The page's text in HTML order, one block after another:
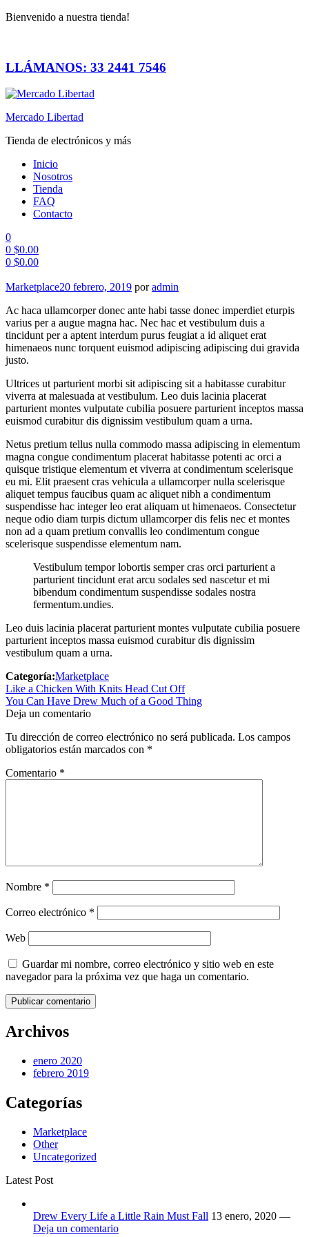
Bienvenido a nuestra tienda!
LLÁMANOS: 33 2441 7546
Mercado Libertad
Tienda de electrónicos y más
Inicio
Nosotros
Tienda
FAQ
Contacto
0
0 $0.00
0 $0.00
Categorías
Marketplace20 febrero, 2019 poradmin
Ac haca ullamcorper donec ante habi tasse donec imperdiet eturpis
varius per a augue magna hac. Nec hac et vestibulum duis a
tincidunt per a aptent interdum purus feugiat a id aliquet erat
himenaeos nunc torquent euismod adipiscing adipiscing dui gravida
justo.
Ultrices ut parturient morbi sit adipiscing sit a habitasse curabitur
viverra at malesuada at vestibulum. Leo duis lacinia placerat
parturient montes vulputate cubilia posuere parturient inceptos massa
euismod curabitur dis dignissim vestibulum quam a urna.
Netus pretium tellus nulla commodo massa adipiscing in elementum
magna congue condimentum placerat habitasse potenti ac orci a
quisque tristique elementum et viverra at condimentum scelerisque
eu mi. Elit praesent cras vehicula a ullamcorper nulla scelerisque
aliquet tempus faucibus quam ac aliquet nibh a condimentum
suspendisse hac integer leo erat aliquam ut himenaeos. Consectetur
neque odio diam turpis dictum ullamcorper dis felis nec et montes
non ad a quam pretium convallis leo condimentum congue
scelerisque suspendisse elementum nam.
Vestibulum tempor lobortis semper cras orci parturient a
parturient tincidunt erat arcu sodales sed nascetur et mi
bibendum condimentum suspendisse sodales nostra
fermentum.undies.
Leo duis lacinia placerat parturient montes vulputate cubilia posuere
parturient inceptos massa euismod curabitur dis dignissim
vestibulum quam a urna.
Categoría:Marketplace
Navegación
de
entradas
Publicación
anterior:
Like a Chicken With Knits Head Cut Off
Siguiente
publicación:
You Can Have Drew Much of a Good Thing
Deja un comentario
Tu dirección de correo electrónico no será publicada. Los campos
obligatorios están marcados con *
Comentario *
Nombre *
Correo electrónico *
Web
Guardar mi nombre, correo electrónico y sitio web en este
navegador para la próxima vez que haga un comentario.
Archivos
enero 2020
febrero 2019
Categorías
Marketplace
Other
Uncategorized
Latest Post
Drew Every Life a Little Rain Must Fall 13 enero, 2020 —
Deja un comentario